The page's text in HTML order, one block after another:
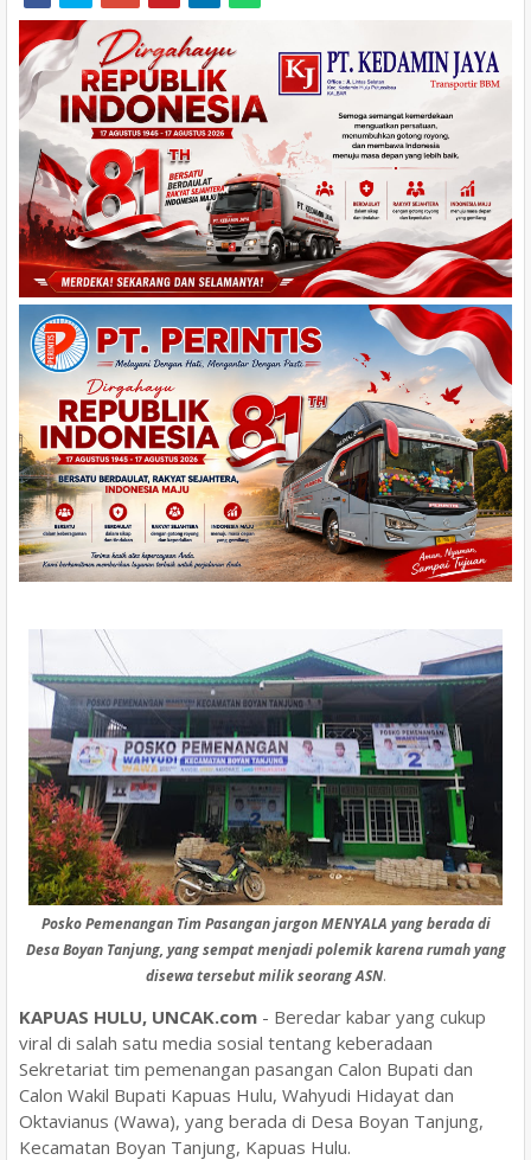
Posko Pemenangan Tim Pasangan jargon MENYALA yang berada di
Desa Boyan Tanjung, yang sempat menjadi polemik karena rumah yang
disewa tersebut milik seorang ASN.
KAPUAS HULU, UNCAK.com - Beredar kabar yang cukup
viral di salah satu media sosial tentang keberadaan
Sekretariat tim pemenangan pasangan Calon Bupati dan
Calon Wakil Bupati Kapuas Hulu, Wahyudi Hidayat dan
Oktavianus (Wawa), yang berada di Desa Boyan Tanjung,
Kecamatan Boyan Tanjung, Kapuas Hulu.